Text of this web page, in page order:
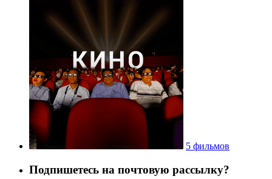
5 фильмов
Подпишетесь на почтовую рассылку?